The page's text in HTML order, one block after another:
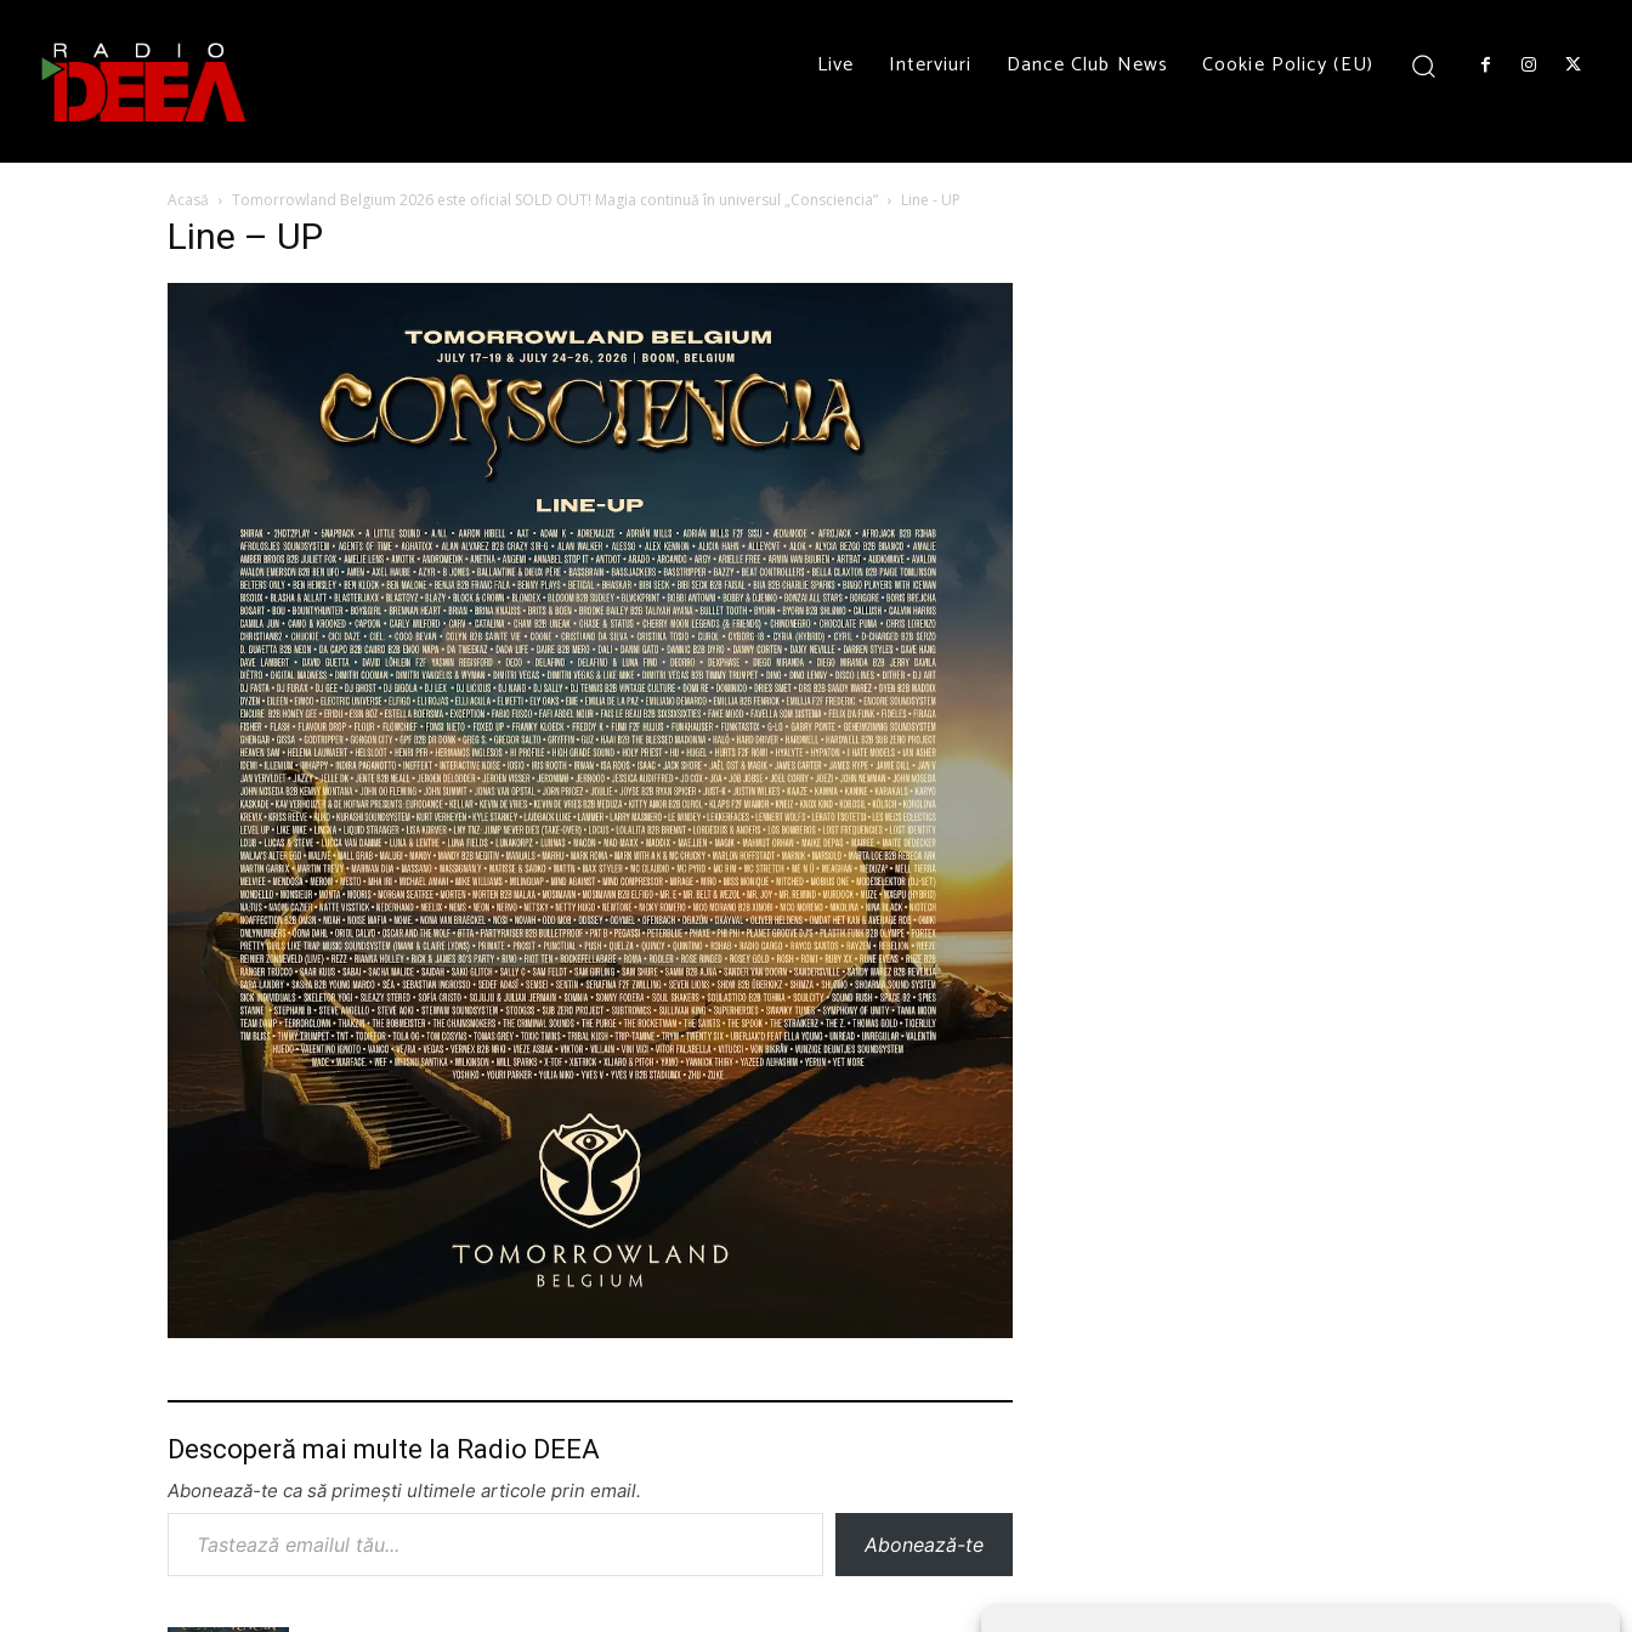
Live Interviuri Dance Club News Cookie Policy (EU)
Acasă Tomorrowland Belgium 2026 este oficial SOLD OUT! Magia continuă în universul „Consciencia” Line - UP
Line – UP
Descoperă mai multe la Radio DEEA
Abonează-te ca să primești ultimele articole prin email.
Tastează emailul tău...
Abonează-te